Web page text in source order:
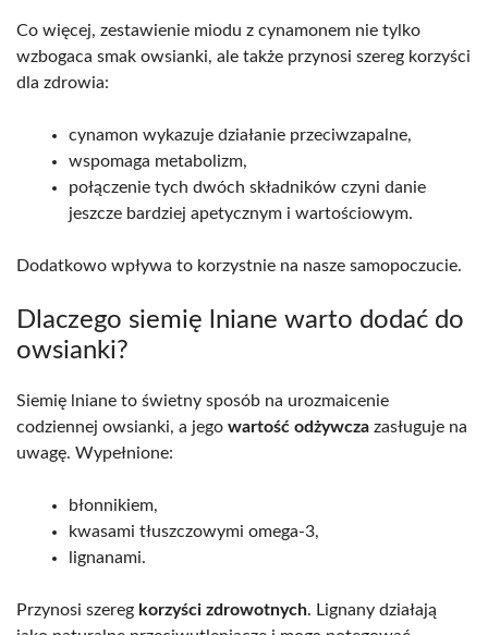
Co więcej, zestawienie miodu z cynamonem nie tylko
wzbogaca smak owsianki, ale także przynosi szereg korzyści
dla zdrowia:
cynamon wykazuje działanie przeciwzapalne,
wspomaga metabolizm,
połączenie tych dwóch składników czyni danie
jeszcze bardziej apetycznym i wartościowym.
Dodatkowo wpływa to korzystnie na nasze samopoczucie.
Dlaczego siemię lniane warto dodać do
owsianki?
Siemię lniane to świetny sposób na urozmaicenie
codziennej owsianki, a jego wartość odżywcza zasługuje na
uwagę. Wypełnione:
błonnikiem,
kwasami tłuszczowymi omega-3,
lignanami.
Przynosi szereg korzyści zdrowotnych. Lignany działają